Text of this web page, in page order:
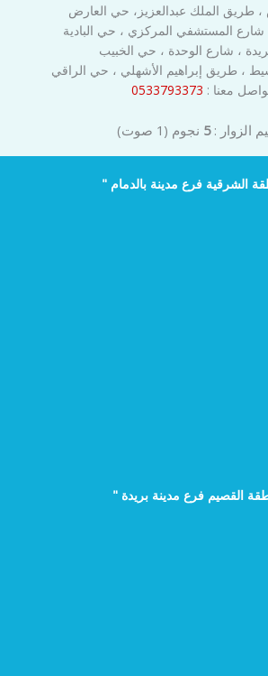
، طريق الملك عبدالعزيز، حي العارض
شارع المستشفي المركزي ، حي البادية
، شارع الوحدة ، حي الخبيب
، طريق إبراهيم الأشهلي ، حي الراقي
معنا : 0533793373
الزوار : 5 نجوم (
1 صوت)
الشرقية فرع مدينة بالدمام "
القصيم فرع مدينة بريدة "